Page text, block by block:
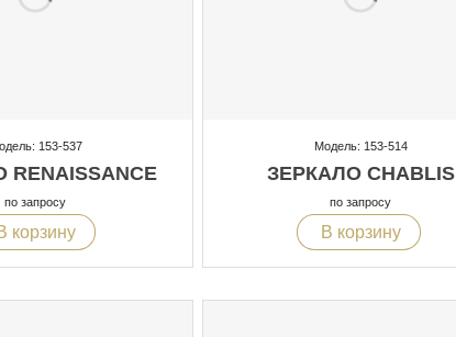
153-537
по запросу
корзину
Модель: 153-514
ЗЕРКАЛО CHABLIS
по запросу
В корзину